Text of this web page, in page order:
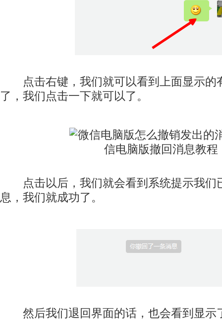
点击右键，我们就可以看到上面显示的
了，我们点击一下就可以了。
点击以后，我们就会看到系统提示我们
息，我们就成功了。
然后我们退回界面的话，也会看到显示